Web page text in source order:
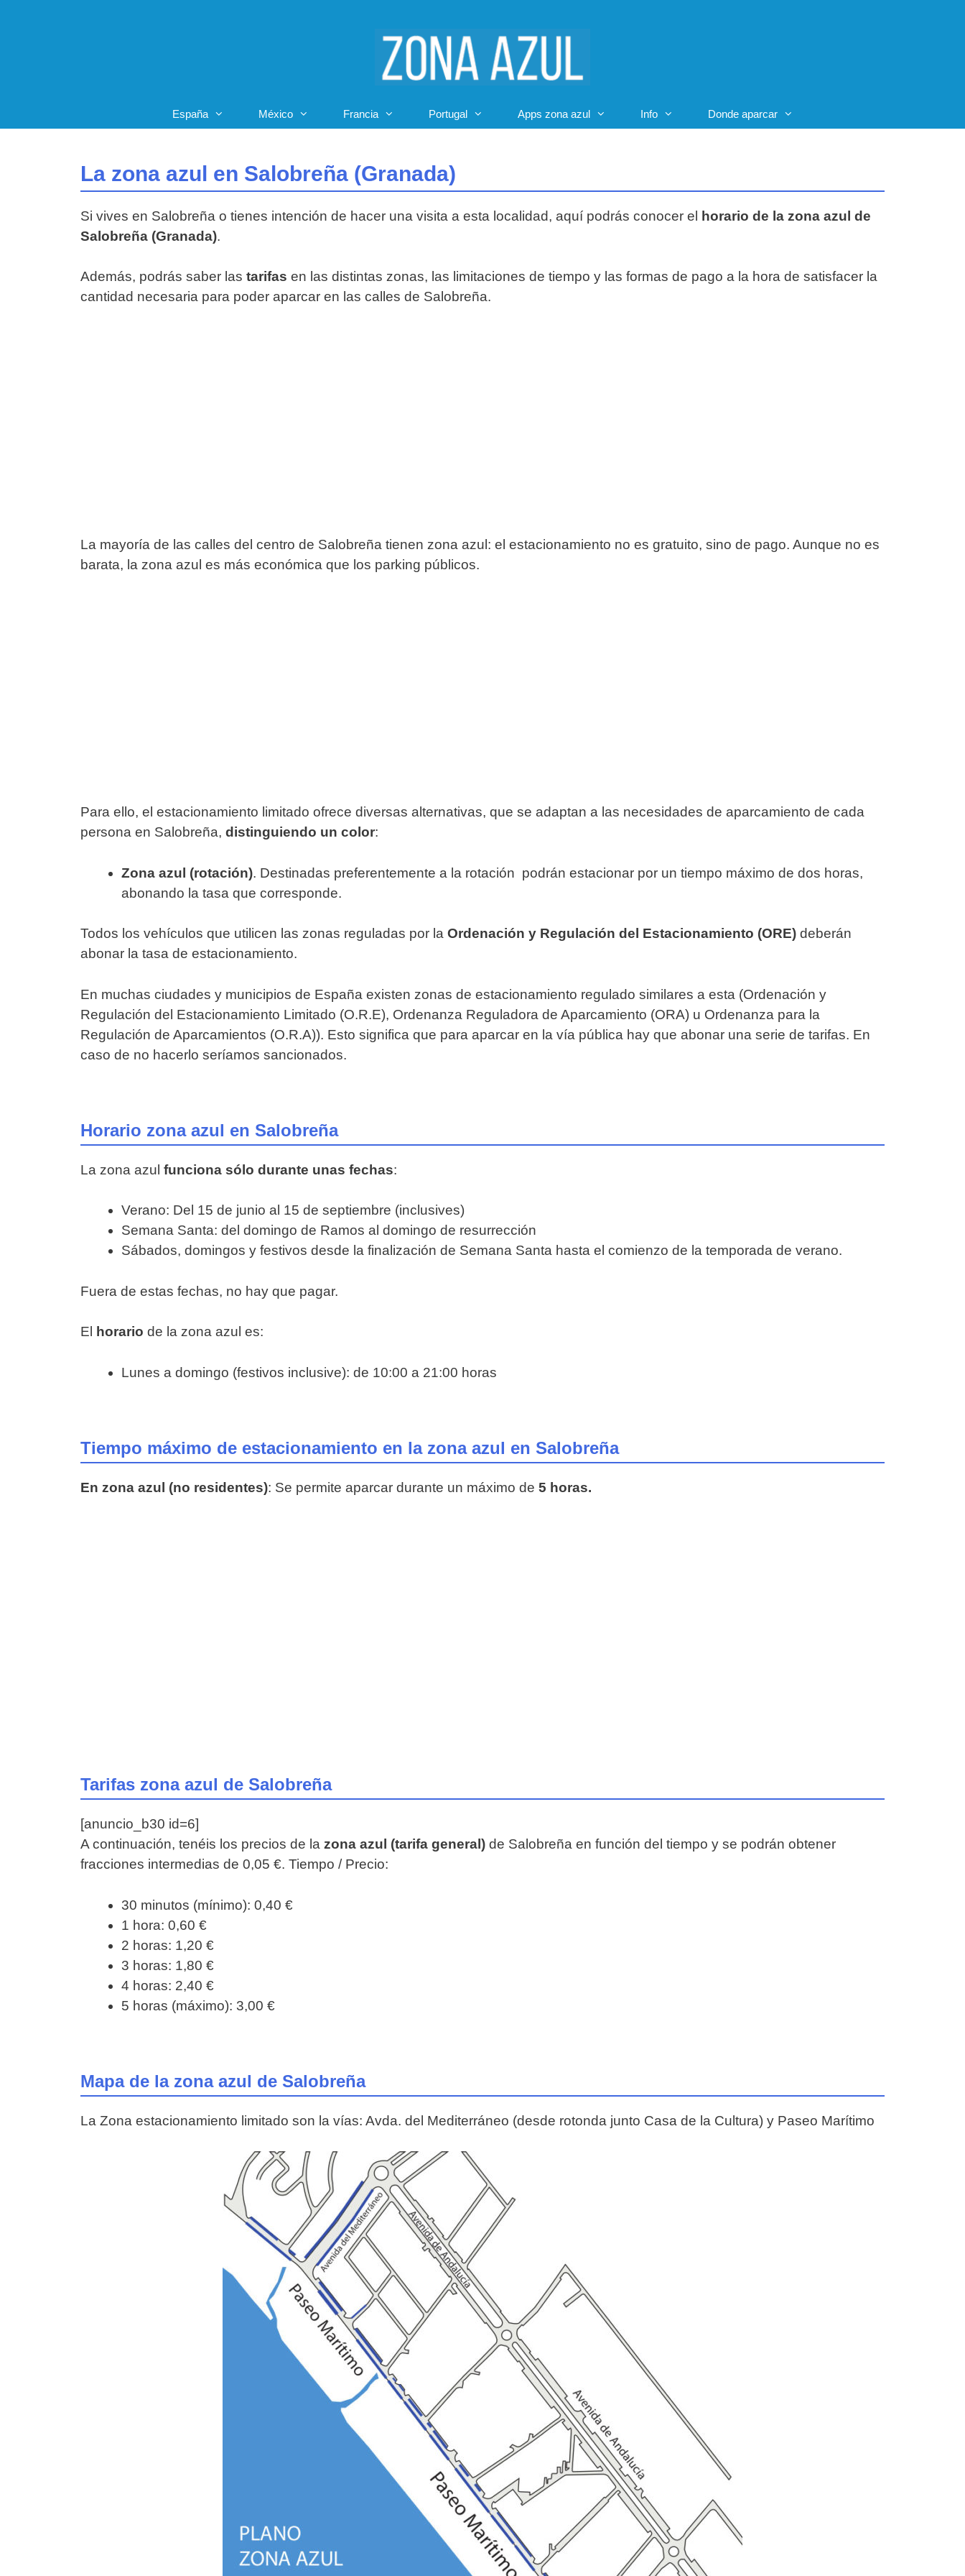
España México Francia Portugal Apps zona azul Info Donde aparcar
La zona azul en Salobreña (Granada)
Si vives en Salobreña o tienes intención de hacer una visita a esta localidad, aquí podrás conocer el horario de la zona azul de
Salobreña (Granada).
Además, podrás saber las tarifas en las distintas zonas, las limitaciones de tiempo y las formas de pago a la hora de satisfacer la
cantidad necesaria para poder aparcar en las calles de Salobreña.
La mayoría de las calles del centro de Salobreña tienen zona azul: el estacionamiento no es gratuito, sino de pago. Aunque no es
barata, la zona azul es más económica que los parking públicos.
Para ello, el estacionamiento limitado ofrece diversas alternativas, que se adaptan a las necesidades de aparcamiento de cada
persona en Salobreña, distinguiendo un color:
Zona azul (rotación). Destinadas preferentemente a la rotación podrán estacionar por un tiempo máximo de dos horas,
abonando la tasa que corresponde.
Todos los vehículos que utilicen las zonas reguladas por la Ordenación y Regulación del Estacionamiento (ORE) deberán
abonar la tasa de estacionamiento.
En muchas ciudades y municipios de España existen zonas de estacionamiento regulado similares a esta (Ordenación y
Regulación del Estacionamiento Limitado (O.R.E), Ordenanza Reguladora de Aparcamiento (ORA) u Ordenanza para la
Regulación de Aparcamientos (O.R.A)). Esto significa que para aparcar en la vía pública hay que abonar una serie de tarifas. En
caso de no hacerlo seríamos sancionados.
Horario zona azul en Salobreña
La zona azul funciona sólo durante unas fechas:
Verano: Del 15 de junio al 15 de septiembre (inclusives)
Semana Santa: del domingo de Ramos al domingo de resurrección
Sábados, domingos y festivos desde la finalización de Semana Santa hasta el comienzo de la temporada de verano.
Fuera de estas fechas, no hay que pagar.
El horario de la zona azul es:
Lunes a domingo (festivos inclusive): de 10:00 a 21:00 horas
Tiempo máximo de estacionamiento en la zona azul en Salobreña
En zona azul (no residentes): Se permite aparcar durante un máximo de 5 horas.
Tarifas zona azul de Salobreña
[anuncio_b30 id=6]
A continuación, tenéis los precios de la zona azul (tarifa general) de Salobreña en función del tiempo y se podrán obtener
fracciones intermedias de 0,05 €. Tiempo / Precio:
30 minutos (mínimo): 0,40 €
1 hora: 0,60 €
2 horas: 1,20 €
3 horas: 1,80 €
4 horas: 2,40 €
5 horas (máximo): 3,00 €
Mapa de la zona azul de Salobreña
La Zona estacionamiento limitado son la vías: Avda. del Mediterráneo (desde rotonda junto Casa de la Cultura) y Paseo Marítimo